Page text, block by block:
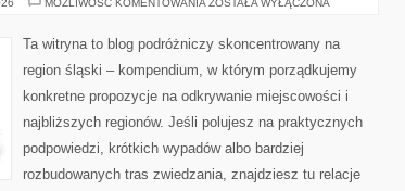
MOŻLIWOŚĆ KOMENTOWANIA ZOSTAŁA WYŁĄCZONA
Ta witryna to blog podróżniczy skoncentrowany na
region śląski – kompendium, w którym porządkujemy
konkretne propozycje na odkrywanie miejscowości i
najbliższych regionów. Jeśli polujesz na praktycznych
podpowiedzi, krótkich wypadów albo bardziej
rozbudowanych tras zwiedzania, znajdziesz tu relacje